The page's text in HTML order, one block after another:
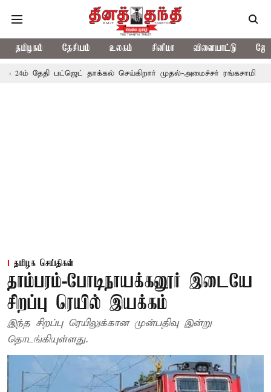
தமிழகம் தேசியம் உலகம் சினிமா விளையாட்டு
பட்ஜெட் தாக்கல் செய்கிறார் முதல்-அமைச்சர் ரங்கசாமி
தமிழக செய்திகள்
தாம்பரம்-போடிநாயக்கனூர் இடையே
சிறப்பு ரெயில் இயக்கம்
இந்த சிறப்பு ரெயிலுக்கான முன்பதிவு இன்று
தொடங்கியுள்ளது.